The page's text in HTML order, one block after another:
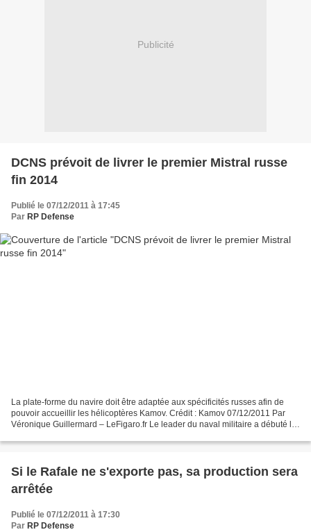
Publicité
DCNS prévoit de livrer le premier Mistral russe
fin 2014
Publié le 07/12/2011 à 17:45
Par RP Defense
La plate-forme du navire doit être adaptée aux spécificités russes afin de
pouvoir accueillir les hélicoptères Kamov. Crédit : Kamov 07/12/2011 Par
Véronique Guillermard – LeFigaro.fr Le leader du naval militaire a débuté le
Si le Rafale ne s'exporte pas, sa production sera
arrêtée
Publié le 07/12/2011 à 17:30
Par RP Defense